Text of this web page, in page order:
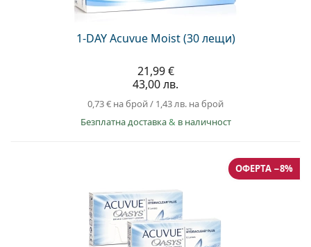
1-DAY Acuvue Moist (30 лещи)
21,99 €
43,00 лв.
0,73 € на брой/ 1,43 лв. на брой
Безплатна доставка& в наличност
ОФЕРТА −8%